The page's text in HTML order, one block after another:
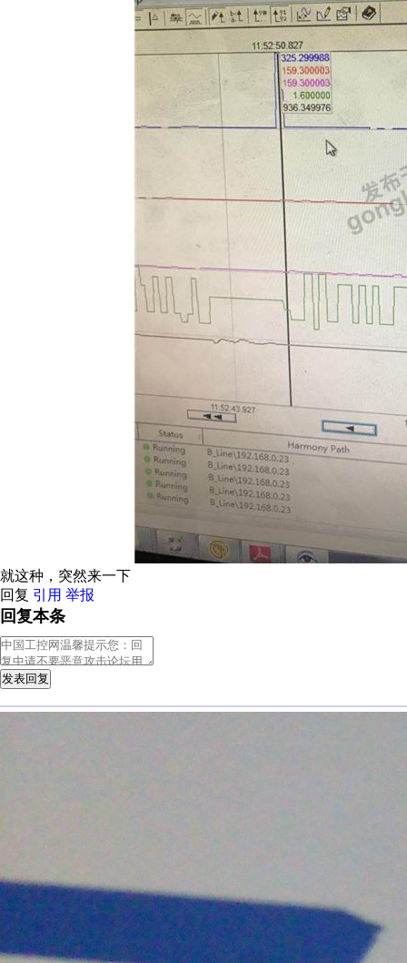
就这种，突然来一下
回复 引用 举报
回复本条
发表回复